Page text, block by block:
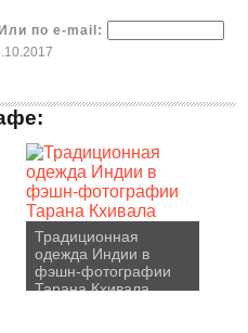
Или по e-mail:
Традиционная
одежда Индии в
фэшн-фотографии
Тарана Кхивала